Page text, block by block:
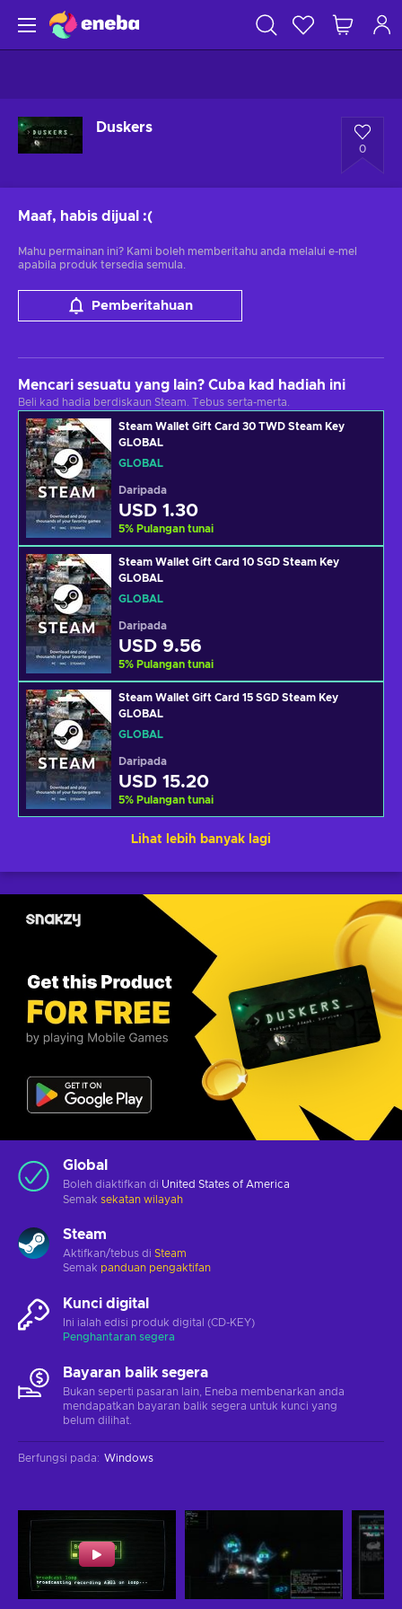
Duskers
0
Maaf, habis dijual :(
Mahu permainan ini? Kami boleh memberitahu anda melalui e-mel
apabila produk tersedia semula.
Pemberitahuan
Mencari sesuatu yang lain? Cuba kad hadiah ini
Beli kad hadia berdiskaun Steam. Tebus serta-merta.
Steam Wallet Gift Card 30 TWD Steam Key
GLOBAL
GLOBAL
Daripada
USD 1.30
5% Pulangan tunai
Steam Wallet Gift Card 10 SGD Steam Key
GLOBAL
GLOBAL
Daripada
USD 9.56
5% Pulangan tunai
Steam Wallet Gift Card 15 SGD Steam Key
GLOBAL
GLOBAL
Daripada
USD 15.20
5% Pulangan tunai
Lihat lebih banyak lagi
Global
Boleh diaktifkan di United States of America
Semak sekatan wilayah
Steam
Aktifkan/tebus di Steam
Semak panduan pengaktifan
Kunci digital
Ini ialah edisi produk digital (CD-KEY)
Penghantaran segera
Bayaran balik segera
Bukan seperti pasaran lain, Eneba membenarkan anda
mendapatkan bayaran balik segera untuk kunci yang
belum dilihat.
Berfungsi pada: Windows